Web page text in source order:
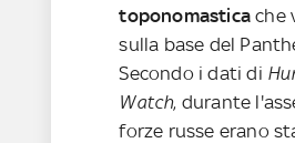
toponomastica che
sulla base del
Secondo i dati di
Watch, durante
forze russe erano